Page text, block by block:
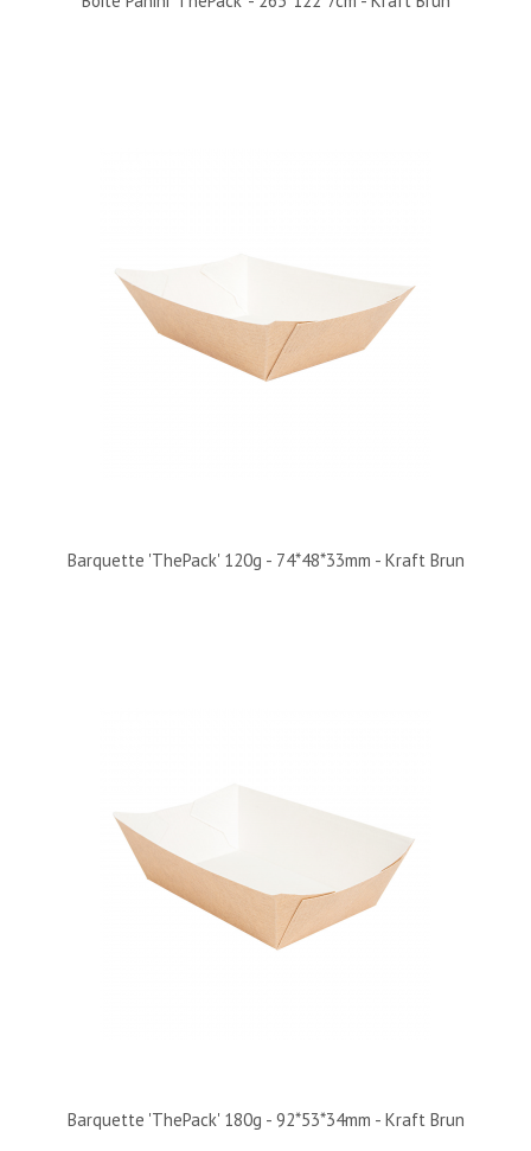
Barquette 'ThePack' 120g - 74*48*33mm - Kraft Brun
Barquette 'ThePack' 180g - 92*53*34mm - Kraft Brun